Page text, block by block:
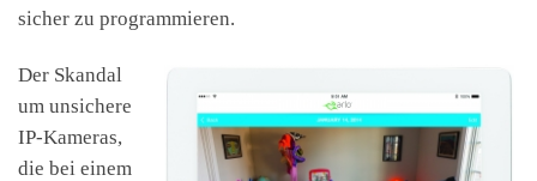
sicher zu programmieren.
Der Skandal
um unsichere
IP-Kameras,
die bei einem